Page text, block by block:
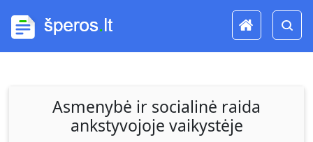
Asmenybė ir socialinė raida
ankstyvojoje vaikystėje